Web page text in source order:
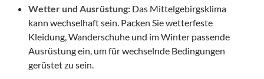
Wetter und Ausrüstung: Das Mittelgebirgsklima
kann wechselhaft sein. Packen Sie wetterfeste
Kleidung, Wanderschuhe und im Winter passende
Ausrüstung ein, um für wechselnde Bedingungen
gerüstet zu sein.